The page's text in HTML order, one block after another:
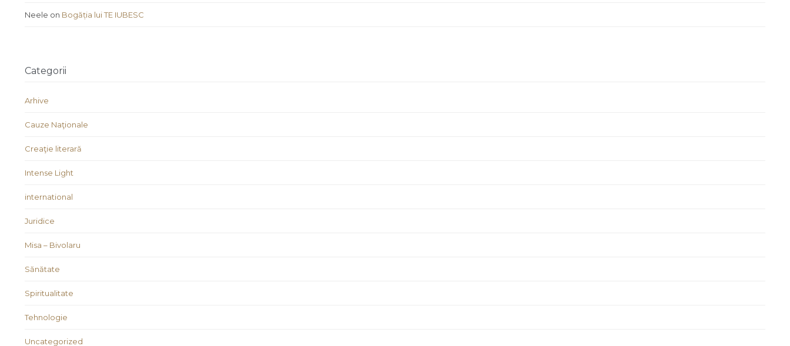
Neele on Bogăția lui TE IUBESC
Categorii
Arhive
Cauze Naţionale
Creaţie literară
Intense Light
international
Juridice
Misa – Bivolaru
Sănătate
Spiritualitate
Tehnologie
Uncategorized